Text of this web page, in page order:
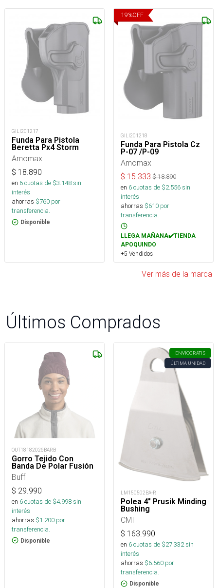
GILI201217
Funda Para Pistola
Beretta Px4 Storm
Amomax
$ 18.890
en 6cuotas de $3.148sin
interés
ahorras $760 por
transferencia.
Disponible
19%OFF
GILI201218
Funda Para Pistola Cz
P-07 /P-09
Amomax
$ 15.333 $18.890
en 6cuotas de $2.556sin
interés
ahorras $610 por
transferencia.
LLEGA MAÑANA✔️TIENDA
APOQUINDO
+5 Vendidos
Ver más de la marca
Últimos Comprados
OUT18182026BARB
Gorro Tejido Con
Banda De Polar Fusión
Buff
$ 29.990
en 6cuotas de $4.998sin
interés
ahorras $1.200 por
transferencia.
Disponible
ENVÍOGRATIS
ÚLTIMA UNIDAD
LM150502BA-R
Polea 4" Prusik Minding
Bushing
CMI
$ 163.990
en 6cuotas de $27.332sin
interés
ahorras $6.560 por
transferencia.
Disponible